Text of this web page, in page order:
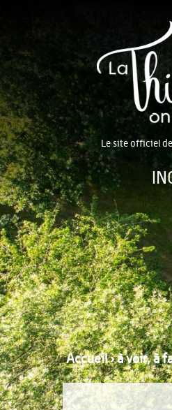
Le site officiel
Accueil›à voir, à